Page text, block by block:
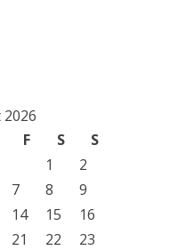
F S
S
1
2
7 8
9
14 15
16
21 22
23